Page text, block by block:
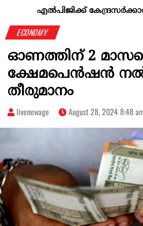
CALENDAR
KERALA @70
എല്‍പിജിക്ക് കേന്ദ്രസർക്കാർ
ECONOMY
ഓണത്തിന് 2
ക്ഷേമപെൻഷൻ
തീരുമാനം
livenewage August 28, 2024 8:48